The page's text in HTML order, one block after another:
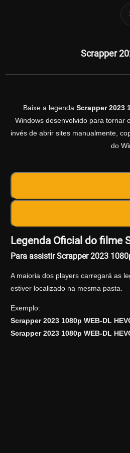
Scrapper
Baixe a legenda Scrapper 2023
Windows desenvolvido para tornar
invés de abrir sites manualmente,
do
Legenda Oficial do filme
Para assistir Scrapper 2023
A maioria dos players carregará as
estiver localizado na mesma pasta.
Exemplo:
Scrapper 2023 1080p WEB-DL
Scrapper 2023 1080p WEB-DL